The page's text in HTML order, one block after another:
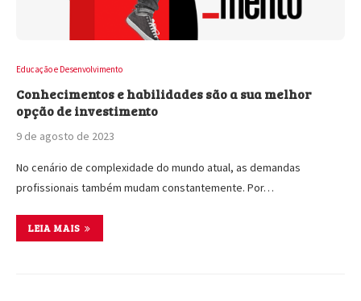
Educação e Desenvolvimento
Conhecimentos e habilidades são a sua melhor
opção de investimento
9 de agosto de 2023
No cenário de complexidade do mundo atual, as demandas
profissionais também mudam constantemente. Por…
LEIA MAIS